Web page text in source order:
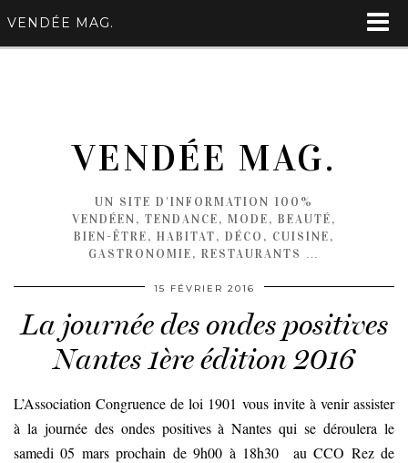
VENDÉE MAG.
VENDÉE MAG.
UN SITE D'INFORMATION 100%
VENDÉEN, TENDANCE, MODE, BEAUTÉ,
BIEN-ÊTRE, HABITAT, DÉCO, CUISINE,
GASTRONOMIE, RESTAURANTS …
15 FÉVRIER 2016
La journée des ondes positives
Nantes 1ère édition 2016
L’Association Congruence de loi 1901 vous invite à venir assister
à la journée des ondes positives à Nantes qui se déroulera le
samedi 05 mars prochain de 9h00 à 18h30 au CCO Rez de